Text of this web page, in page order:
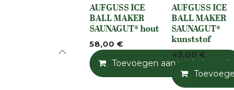
None
AUFGUSS ICE
BALL MAKER
SAUNAGUT® hout
58,00 €
Toevoegen aan winkelmandje
None
AUFGUSS ICE
BALL MAKER
SAUNAGUT®
kunststof
42,00 €